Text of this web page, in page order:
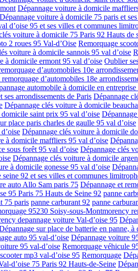
Dépannage voiture à domicile
Dépannage voiture à domicile 75 paris et
d’oise 95 et ses villes et communes
voiture à domicile 75 Paris 92 Hauts de
2 roues 95 Val-d’Oise Remorquage
voiture à domicile sannois 95 val d’oise
à domicile ermont 95 val d’oise Oublier
d’automobiles 10e
d’automobiles 18e
automobile à domicile en
arrondissements de Paris Dépannage
Dépannage clés voiture à domicile
saint prix 95 val d’oise
place paris charles de gaulle 95 val d’oise
Dépannage clés voiture à domicile
à domicile maffliers 95 val d’oise
sous forêt 95 val d’oise Dépannage clés
Dépannage clés voiture à domicile
à domicile gonesse 95 val d’oise
92 et ses villes et communes
auto Allo Sam paris 75 Dépannage et
95 Paris 75 Hauts de Seine 92 panne
75 paris panne carburant 92 panne
95230 Soisy-sous-Montmorency
depannage voiture Val-d’oise 95
sur place de batterie en panne,
auto 95 val-d’oise Dépannage voiture
95 val-d’oise Remorquage véhicule
mp3 val-d’oise 95 Remorquage
d’oise 75 Paris 92 Hauts-de-Seine